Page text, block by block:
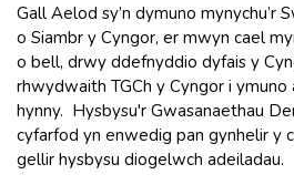
Gall Aelod sy’n dymuno mynychu’r
o Siambr y Cyngor, er mwyn cael
o bell, drwy ddefnyddio dyfais y
rhwydwaith TGCh y Cyngor i ymuno
hynny. Hysbysu'r Gwasanaethau
cyfarfod yn enwedig pan gynhelir y
gellir hysbysu diogelwch adeiladau.